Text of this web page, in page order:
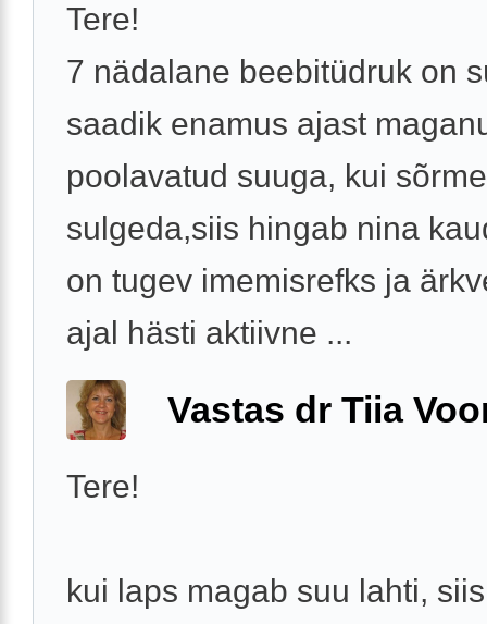
Tere!
7 nädalane beebitüdruk on
saadik enamus ajast
poolavatud suuga, kui
sulgeda,siis hingab nina
on tugev imemisrefks ja
ajal hästi aktiivne ...
Vastas dr Tiia
Tere!
kui laps magab suu lahti,